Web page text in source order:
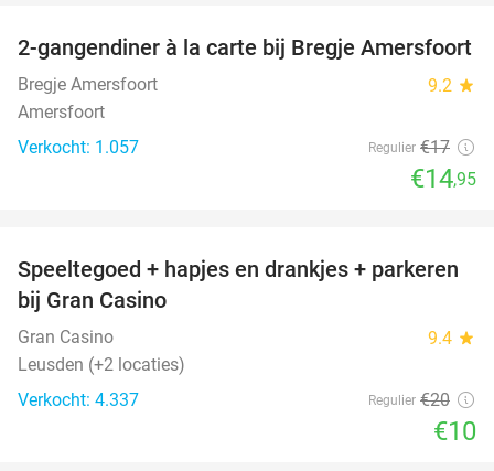
12%
2-gangendiner à la carte bij Bregje Amersfoort
Bregje Amersfoort 9.2 star
Amersfoort
Verkocht: 1.057
Regulier €17
€14,95
50%
Speeltegoed + hapjes en drankjes + parkeren
bij Gran Casino
Gran Casino 9.4 star
Leusden (+2 locaties)
Verkocht: 4.337
Regulier €20
€10